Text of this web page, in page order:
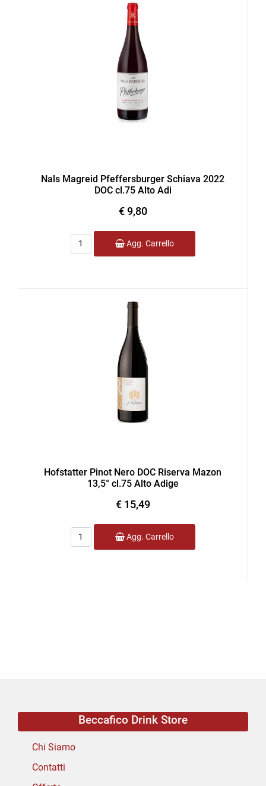
Nals Magreid Pfeffersburger Schiava 2022
DOC cl.75 Alto Adi
€ 9,80
Quantità
Agg. Carrello
Hofstatter Pinot Nero DOC Riserva Mazon
13,5° cl.75 Alto Adige
€ 15,49
Quantità
Agg. Carrello
Beccafico Drink Store
Chi Siamo
Contatti